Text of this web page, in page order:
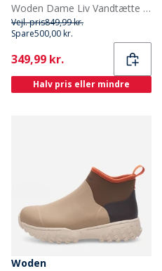
Woden Dame Liv Vandtætte Gummistøvler 852 Coffee Cream
Vejl. pris849,99 kr.
Spare500,00 kr.
Current
349,99 kr.
Halv pris eller mindre
Woden